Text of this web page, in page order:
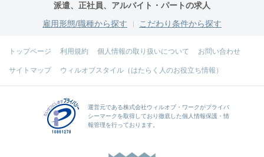
派遣、正社員、アルバイト・パートの求人
雇用形態/職種から探す
こだわり条件から探す
トップページ 利用規約 個人情報の取り扱いについて お問い合わせ
サイトマップ ウィルオブスタイル（はたらく人のお役立ち情報）
運営元である株式会社ウィルオブ・ワークがプライバ
シーマークを取得しており徹底した個人情報保護・情
報管理を行っております。